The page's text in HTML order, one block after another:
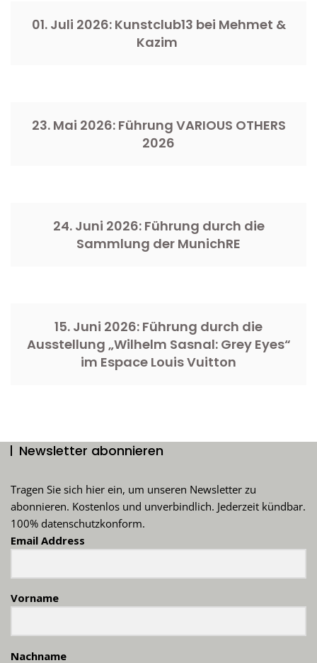
01. Juli 2026: Kunstclub13 bei Mehmet &
Kazim
23. Mai 2026: Führung VARIOUS OTHERS
2026
24. Juni 2026: Führung durch die
Sammlung der MunichRE
15. Juni 2026: Führung durch die
Ausstellung „Wilhelm Sasnal: Grey Eyes“
im Espace Louis Vuitton
Newsletter abonnieren
Tragen Sie sich hier ein, um unseren Newsletter zu
abonnieren. Kostenlos und unverbindlich. Jederzeit kündbar.
100% datenschutzkonform.
Email Address
Vorname
Nachname